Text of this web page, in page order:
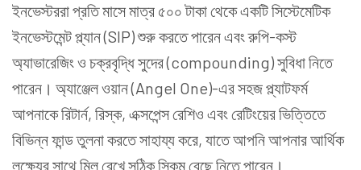
ইনভেস্টররা প্রতি মাসে মাত্র ৫০০ টাকা থেকে একটি সিস্টেমেটিক
ইনভেস্টমেন্ট প্ল্যান (SIP) শুরু করতে পারেন এবং রুপি-কস্ট
অ্যাভারেজিং ও চক্রবৃদ্ধি সুদের (compounding) সুবিধা নিতে
পারেন। অ্যাঞ্জেল ওয়ান (Angel One)-এর সহজ প্ল্যাটফর্ম
আপনাকে রিটার্ন, রিস্ক, এক্সপেন্স রেশিও এবং রেটিংয়ের ভিত্তিতে
বিভিন্ন ফান্ড তুলনা করতে সাহায্য করে, যাতে আপনি আপনার আর্থিক
লক্ষ্যের সাথে মিল রেখে সঠিক স্কিম বেছে নিতে পারেন।